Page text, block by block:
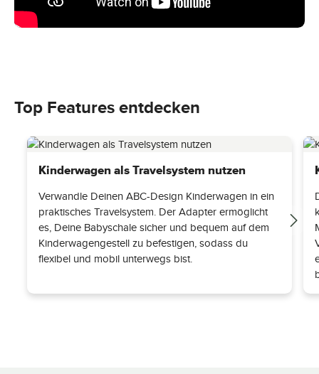
Top Features entdecken
Kinderwagen als Travelsystem nutzen
Verwandle Deinen ABC-Design Kinderwagen in ein
praktisches Travelsystem. Der Adapter ermöglicht
es, Deine Babyschale sicher und bequem auf dem
Kinderwagengestell zu befestigen, sodass du
flexibel und mobil unterwegs bist.